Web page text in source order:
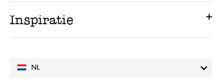
NL
Inspiratie